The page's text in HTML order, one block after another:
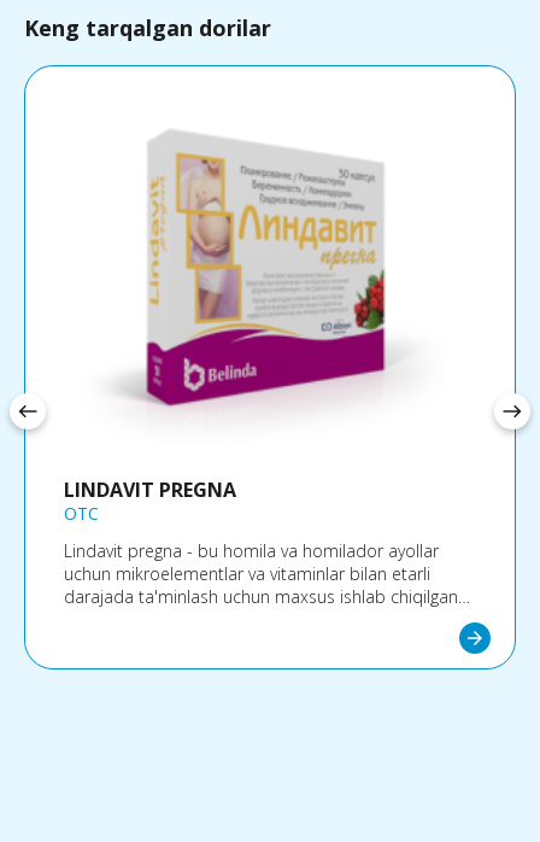
Keng tarqalgan dorilar
LINDAVIT PREGNA
OTC
Lindavit pregna - bu homila va homilador ayollar
uchun mikroelementlar va vitaminlar bilan etarli
darajada ta'minlash uchun maxsus ishlab chiqilgan
multimineral kompleks.
arrow_forward
west east